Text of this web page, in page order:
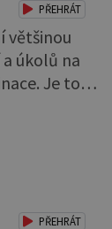
PŘEHRÁT
většinou
úkolů na
Je to
ji
nebo je
PŘEHRÁT